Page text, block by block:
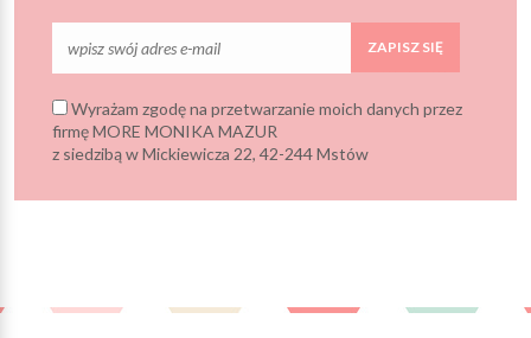
ZAPISZ SIĘ
Wyrażam zgodę na przetwarzanie moich danych przez
firmę MORE MONIKA MAZUR
z siedzibą w Mickiewicza 22, 42-244 Mstów